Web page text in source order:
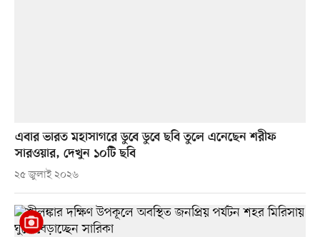
এবার ভারত মহাসাগরে ডুবে ডুবে ছবি তুলে এনেছেন শরীফ
সারওয়ার, দেখুন ১০টি ছবি
২৫ জুলাই ২০২৬